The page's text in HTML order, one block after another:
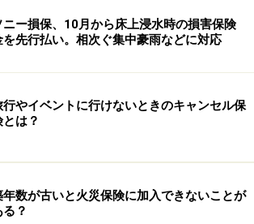
の商品の特徴のコメントを入れながら
震保険の直近の業界動向
保険は、保険料率の改定が続いていま
す。ここ数年の火災保険と地震保険の
記のとおりです。
ニー損保、10月から床上浸水時の損害保険
を先行払い。相次ぐ集中豪雨などに対応
行やイベントに行けないときのキャンセル保
とは？
年数が古いと火災保険に加入できないことが
る？